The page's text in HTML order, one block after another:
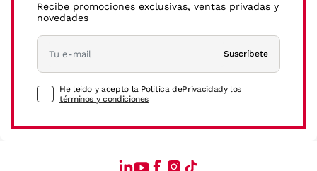
Recibe promociones exclusivas, ventas privadas y
novedades
Suscríbete
He leído y acepto la Política dePrivacidady los
términos y condiciones